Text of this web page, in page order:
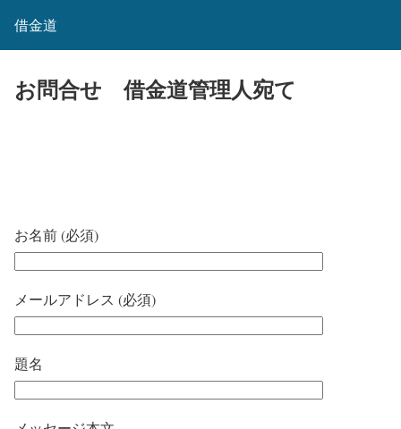
借金道
お問合せ 借金道管理人宛て
お名前 (必須)
メールアドレス (必須)
題名